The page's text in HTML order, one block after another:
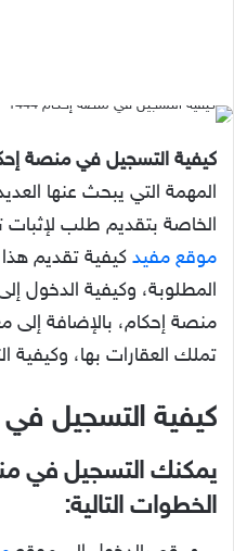
كيفية التسجيل في منصة إحكام
المهمة التي يبحث عنها
الخاصة بتقديم طلب لإثبات
موقع مفيد كيفية تقديم
المطلوبة، وكيفية الدخول
منصة إحكام، بالإضافة إلى
تملك العقارات بها،
كيفية التسجيل في
يمكنك التسجيل في
الخطوات التالية: